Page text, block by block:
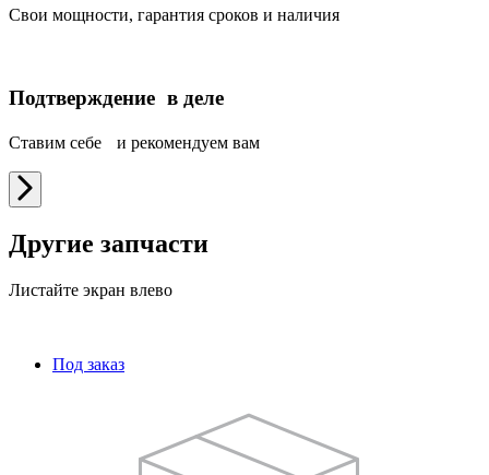
Свои мощности, гарантия сроков и наличия
Подтверждение в деле
Ставим себе и рекомендуем вам
Другие запчасти
Листайте экран влево
Под заказ